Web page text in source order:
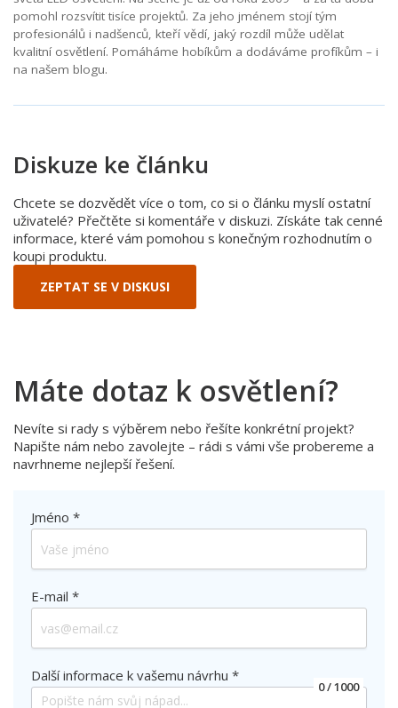
pomohl rozsvítit tisíce projektů. Za jeho jménem stojí tým
profesionálů i nadšenců, kteří vědí, jaký rozdíl může udělat
kvalitní osvětlení. Pomáháme hobíkům a dodáváme profíkům – i
na našem blogu.
Diskuze ke článku
Chcete se dozvědět více o tom, co si o článku myslí ostatní
uživatelé? Přečtěte si komentáře v diskuzi. Získáte tak cenné
informace, které vám pomohou s konečným rozhodnutím o
koupi produktu.
ZEPTAT SE V DISKUSI
Máte dotaz k osvětlení?
Nevíte si rady s výběrem nebo řešíte konkrétní projekt?
Napište nám nebo zavolejte – rádi s vámi vše probereme a
navrhneme nejlepší řešení.
Jméno *
E-mail *
0/ 1000
Další informace k vašemu návrhu *